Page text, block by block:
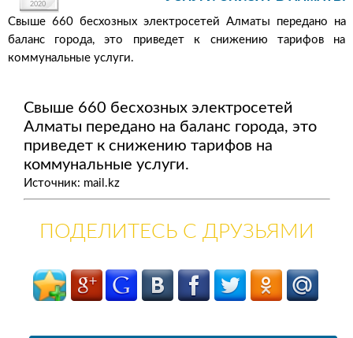
2020
Свыше 660 бесхозных электросетей Алматы передано на
баланс города, это приведет к снижению тарифов на
коммунальные услуги.
Свыше 660 бесхозных электросетей
Алматы передано на баланс города, это
приведет к снижению тарифов на
коммунальные услуги.
Источник: mail.kz
ПОДЕЛИТЕСЬ С ДРУЗЬЯМИ